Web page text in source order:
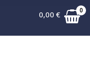
0,00 € 0